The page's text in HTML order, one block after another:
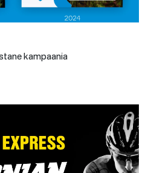
kampaania